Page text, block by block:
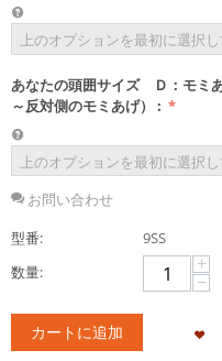
あなたの頭囲サイズ Ｄ：モミ
～反対側のモミあげ） :
お問い合わせ
型番:
9SS
数量:
+
−
カートに追加